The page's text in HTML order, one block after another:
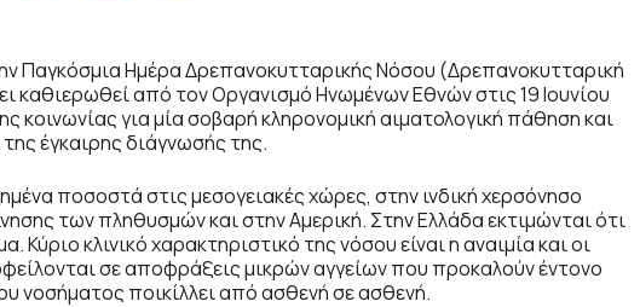
Παγκόσμια Ημέρα Δρεπανοκυτταρικής Νόσου (Δρεπανοκυτταρική
καθιερωθεί από τον Οργανισμό Ηνωμένων Εθνών στις 19 Ιουνίου
κοινωνίας για μία σοβαρή κληρονομική αιματολογική πάθηση και
έγκαιρης διάγνωσής της.
ποσοστά στις μεσογειακές χώρες, στην ινδική χερσόνησο
των πληθυσμών και στην Αμερική. Στην Ελλάδα εκτιμώνται ότι
κλινικό χαρακτηριστικό της νόσου είναι η αναιμία και οι
σε αποφράξεις μικρών αγγείων που προκαλούν έντονο
νοσήματος ποικίλλει από ασθενή σε ασθενή.